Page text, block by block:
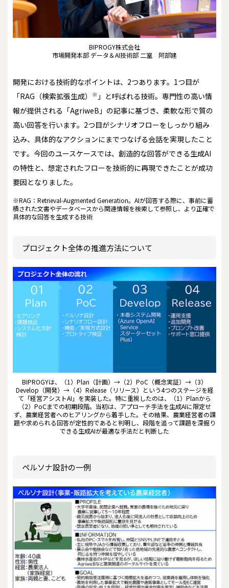
BIPROGY株式会社
市場開発本部 データ＆AI技術部 二室 阿部建
開発における技術的なポイントは、2つあります。1つ目が
「RAG（検索拡張生成）
※ 」と呼ばれる技術。専門性の高い情
報が提供される「AgriweB」の記事に基づき、柔軟な形で質の
高い回答を行います。2つ目がシナリオフローをしっかり組み
込み、具体的なアクションにまでつなげる会話を実現したこと
です。今回のユースケースでは、創造的な回答ができる生成AI
の特性と、想定されたフローを技術的に再現できたことが成功
要因となりました。
※RAG：Retrieval-Augmented Generation。AIが回答する際に、事前に蓄
積された文書やデータベースから関連情報を検索して参照し、より正確で
具体的な回答を生成する技術
プロジェクト全体の推進方法について
BIPROGYは、（1）Plan（計画）→（2）PoC（概念実証）→（3）
Develop（開発）→（4）Release（リリース）という4つのステージを経
て「経営アシストAI」を実装した。特に重視したのは、（1）Planから
（2）PoCまでの初期段階。当初は、アプローチ手法を生成AIに限定せ
ず、農業経営者へのヒアリングから着手した。その結果、農業経営者の課
題や求められる回答が定性的であると判明し、段階を追って課題を深掘り
できる生成AIが最適な手法だと判断した
ペルソナ設計の一例